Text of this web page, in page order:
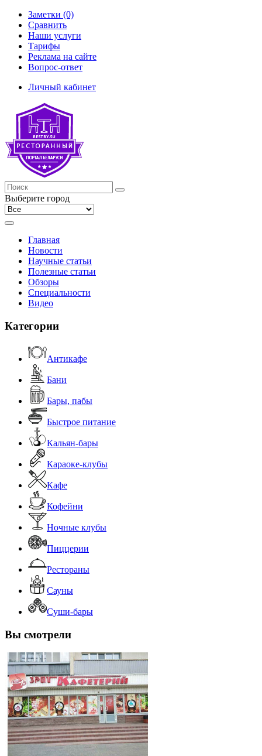
Заметки (0)
Сравнить
Наши услуги
Тарифы
Реклама на сайте
Вопрос-ответ
Личный кабинет
Выберите город
Главная
Новости
Научные статьи
Полезные статьи
Обзоры
Специальности
Видео
Категории
Антикафе
Бани
Бары, пабы
Быстрое питание
Кальян-бары
Караоке-клубы
Кафе
Кофейни
Ночные клубы
Пиццерии
Рестораны
Сауны
Суши-бары
Вы смотрели